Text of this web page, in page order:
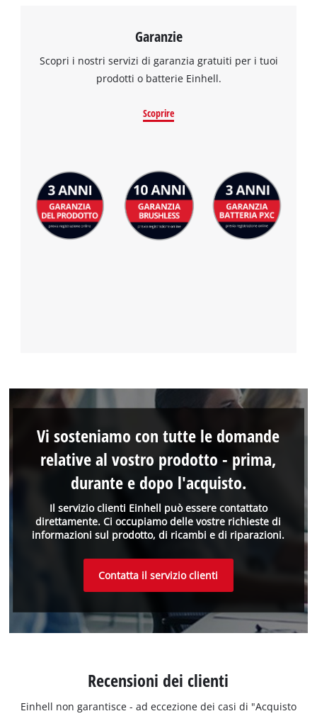
Garanzie
Scopri i nostri servizi di garanzia gratuiti per i tuoi
prodotti o batterie Einhell.
Scoprire
Il servizio clienti Einhell può essere contattato
direttamente. Ci occupiamo delle vostre richieste di
informazioni sul prodotto, di ricambi e di riparazioni.
Vi sosteniamo con tutte le domande
relative al vostro prodotto - prima,
durante e dopo l'acquisto.
Contatta il servizio clienti
Recensioni dei clienti
Einhell non garantisce - ad eccezione dei casi di "Acquisto